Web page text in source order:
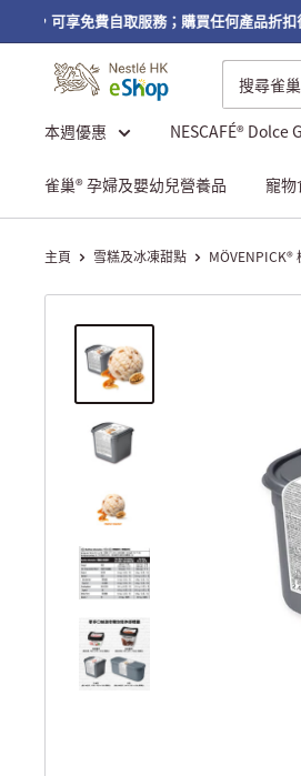
，可享免費自取服務；購買任何產品折扣後
本週優惠 NESCAFÉ® Dolce
雀巢® 孕婦及嬰幼兒營養品 寵物
主頁 雪糕及冰凍甜點 MÖVENPICK®